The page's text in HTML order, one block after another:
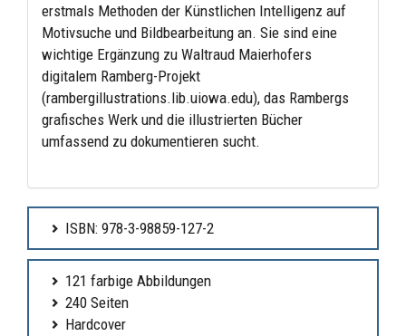
erstmals Methoden der Künstlichen Intelligenz auf
Motivsuche und Bildbearbeitung an. Sie sind eine
wichtige Ergänzung zu Waltraud Maierhofers
digitalem Ramberg-Projekt
(rambergillustrations.lib.uiowa.edu), das Rambergs
grafisches Werk und die illustrierten Bücher
umfassend zu dokumentieren sucht.
ISBN: 978-3-98859-127-2
121 farbige Abbildungen
240 Seiten
Hardcover